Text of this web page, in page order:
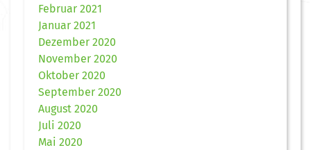
Februar 2021
Januar 2021
Dezember 2020
November 2020
Oktober 2020
September 2020
August 2020
Juli 2020
Mai 2020